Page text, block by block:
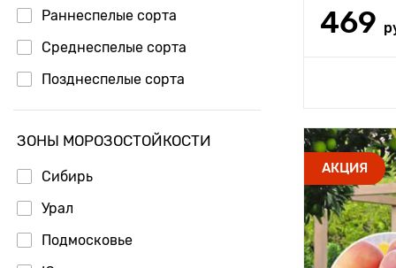
Раннеспелые сорта
Среднеспелые сорта
Позднеспелые сорта
ЗОНЫ МОРОЗОСТОЙКОСТИ
Сибирь
Урал
Подмосковье
469
АКЦИЯ
Высота
Растояние
растениями